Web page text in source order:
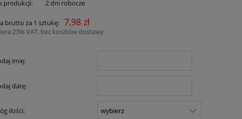
produkcji:
2 dni robocze
brutto za 1 sztukę: 7,98 zł
23% VAT, bez kosztów dostawy
imię:
datę:
ilości: